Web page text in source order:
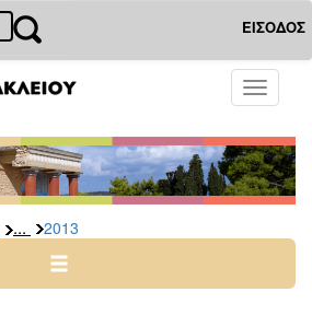
ΕΙΣΟΔΟΣ
Toggle
... 2013